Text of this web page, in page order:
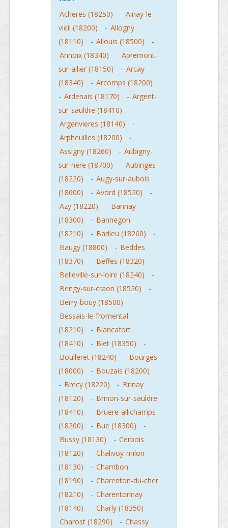
Acheres (18250)
- Ainay-le-
vieil (18200)
- Allogny
(18110)
- Allouis (18500)
-
Annoix (18340)
- Apremont-
sur-allier (18150)
- Arcay
(18340)
- Arcomps (18200)
- Ardenais (18170) - Argent-
sur-sauldre (18410)
-
Argenvieres (18140)
-
Arpheuilles (18200)
-
Assigny (18260)
- Aubigny-
sur-nere (18700)
- Aubinges
(18220)
- Augy-sur-aubois
(18600)
- Avord (18520)
-
Azy (18220)
- Bannay
(18300)
- Bannegon
(18210)
- Barlieu (18260)
-
Baugy (18800)
- Beddes
(18370)
- Beffes (18320)
-
Belleville-sur-loire (18240)
-
Bengy-sur-craon (18520)
-
Berry-bouy (18500)
-
Bessais-le-fromental
(18210)
- Blancafort
(18410)
- Blet (18350)
-
Boulleret (18240)
- Bourges
(18000)
- Bouzais (18200)
- Brecy (18220) - Brinay
(18120)
- Brinon-sur-sauldre
(18410)
- Bruere-allichamps
(18200)
- Bue (18300)
-
Bussy (18130)
- Cerbois
(18120)
- Chalivoy-milon
(18130)
- Chambon
(18190)
- Charenton-du-cher
(18210)
- Charentonnay
(18140)
- Charly (18350)
-
Charost (18290)
- Chassy